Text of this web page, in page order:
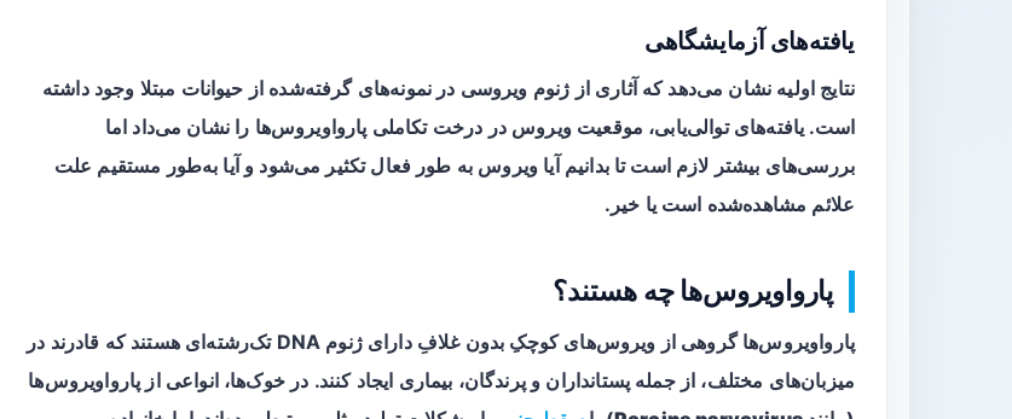
یافته‌های آزمایشگاهی
نتایج اولیه نشان می‌دهد که آثاری از ژنوم ویروسی در نمونه‌های گرفته‌شده از حیوانات مبتلا وجود داشته
است. یافته‌های توالی‌یابی، موقعیت ویروس در درخت تکاملی پارواویروس‌ها را نشان می‌داد اما
بررسی‌های بیشتر لازم است تا بدانیم آیا ویروس به طور فعال تکثیر می‌شود و آیا به‌طور مستقیم علت
علائم مشاهده‌شده است یا خیر.
پارواویروس‌ها چه هستند؟
پارواویروس‌ها گروهی از ویروس‌های کوچکِ بدون غلافِ دارای ژنوم DNA تک‌رشته‌ای هستند که قادرند در
میزبان‌های مختلف، از جمله پستانداران و پرندگان، بیماری ایجاد کنند. در خوک‌ها، انواعی از پارواویروس‌ها